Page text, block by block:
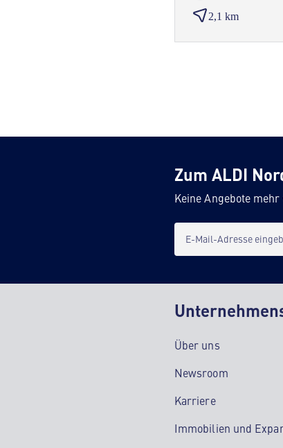
2,1 km
Zum ALDI
Keine Angebote
E-Mail-Adresse
Über uns
Newsroom
Karriere
Immobilien und